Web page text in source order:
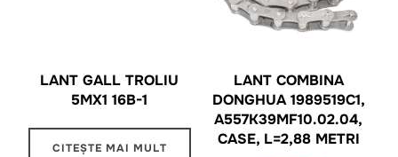
LANT GALL TROLIU
5MX1 16B-1
CITEȘTE MAI MULT
LANT COMBINA
DONGHUA 1989519C1,
A557K39MF10.02.04,
CASE, L=2,88 METRI